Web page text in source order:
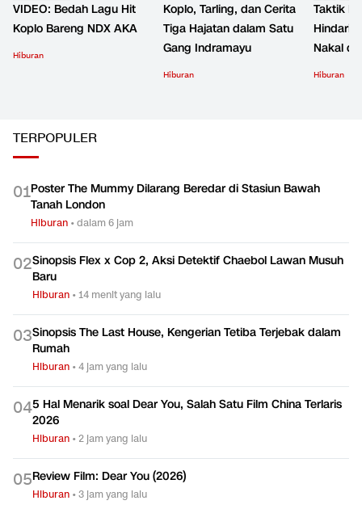
VIDEO: Bedah Lagu Hit
Koplo Bareng NDX AKA
Hiburan
Koplo, Tarling, dan Cerita
Tiga Hajatan dalam Satu
Gang Indramayu
Hiburan
Taktik
Hindari
Nakal
Hiburan
TERPOPULER
01Poster The Mummy Dilarang Beredar di Stasiun Bawah
Tanah London
Hiburan •dalam 6 jam
02Sinopsis Flex x Cop 2, Aksi Detektif Chaebol Lawan Musuh
Baru
Hiburan •14 menit yang lalu
03Sinopsis The Last House, Kengerian Tetiba Terjebak dalam
Rumah
Hiburan •4 jam yang lalu
045 Hal Menarik soal Dear You, Salah Satu Film China Terlaris
2026
Hiburan •2 jam yang lalu
05Review Film: Dear You (2026)
Hiburan •3 jam yang lalu